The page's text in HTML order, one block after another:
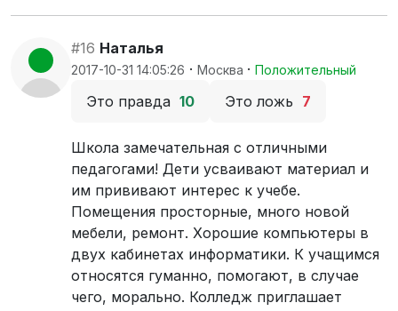
#16 Наталья
2017-10-31 14:05:26 · Москва · Положительный
Это правда 10 Это ложь 7
Школа замечательная с отличными
педагогами! Дети усваивают материал и
им прививают интерес к учебе.
Помещения просторные, много новой
мебели, ремонт. Хорошие компьютеры в
двух кабинетах информатики. К учащимся
относятся гуманно, помогают, в случае
чего, морально. Колледж приглашает